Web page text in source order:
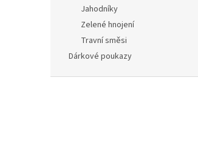
Jahodníky
Zelené hnojení
Travní směsi
Dárkové poukazy